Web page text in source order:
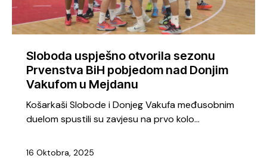
Sloboda uspješno otvorila sezonu
Prvenstva BiH pobjedom nad Donjim
Vakufom u Mejdanu
Košarkaši Slobode i Donjeg Vakufa međusobnim
duelom spustili su zavjesu na prvo kolo…
16 Oktobra, 2025